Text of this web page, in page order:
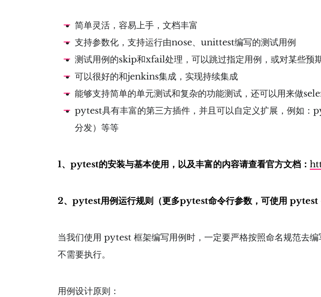
简单灵活，容易上手，文档丰富
支持参数化，支持运行由nose、unittest编写的测试用例
测试用例的skip和xfail处理，可以跳过指定用例，或对某些预
可以很好的和jenkins集成，实现持续集成
能够支持简单的单元测试和复杂的功能测试，还可以用来做
pytest具有丰富的第三方插件，并且可以自定义扩展，例
分发）等等
1、pytest的安装与基本使用，以及丰富的内容请查看官方文档：
2、pytest用例运行规则（更多pytest命令行参数，可使用
当我们使用 pytest 框架编写用例时，一定要严格按照命名规范去
不需要执行。
用例设计原则：